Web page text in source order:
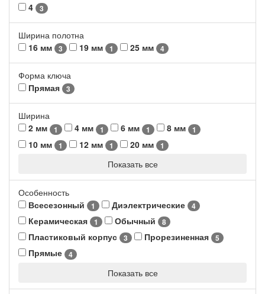
4 3
Ширина полотна
16 мм
3 19 мм 1 25 мм 4
Форма ключа
Прямая
3
Ширина
2 мм
1 4 мм 1 6 мм 1 8 мм 1
10 мм 1 12 мм 1 20 мм 1
Показать все
Особенность
Всесезонный
1 Диэлектрические 4
Керамическая 1 Обычный 8
Пластиковый корпус 3 Прорезиненная 5
Прямые 4
Показать все